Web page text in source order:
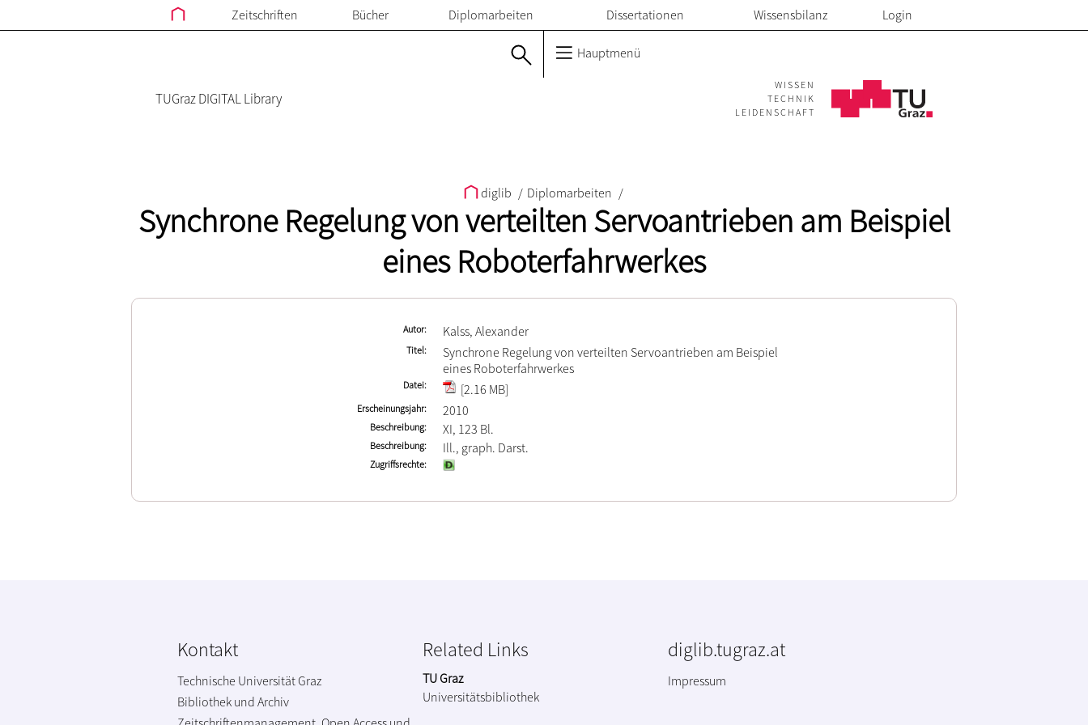
Zeitschriften Bücher Diplomarbeiten Dissertationen Wissensbilanz Login
Hauptmenü
TUGraz DIGITAL Library
WISSEN
TECHNIK
LEIDENSCHAFT
diglib / Diplomarbeiten /
Synchrone Regelung von verteilten Servoantrieben am Beispiel
eines Roboterfahrwerkes
Autor Kalss, Alexander
Titel
Synchrone Regelung von verteilten Servoantrieben am Beispiel
eines Roboterfahrwerkes
Datei [2.16 MB]
Erscheinungsjahr 2010
Beschreibung XI, 123 Bl.
Beschreibung Ill., graph. Darst.
Zugriffsrechte
Kontakt
Technische Universität Graz
Bibliothek und Archiv
Related Links
TU Graz
Universitätsbibliothek
diglib.tugraz.at
Impressum